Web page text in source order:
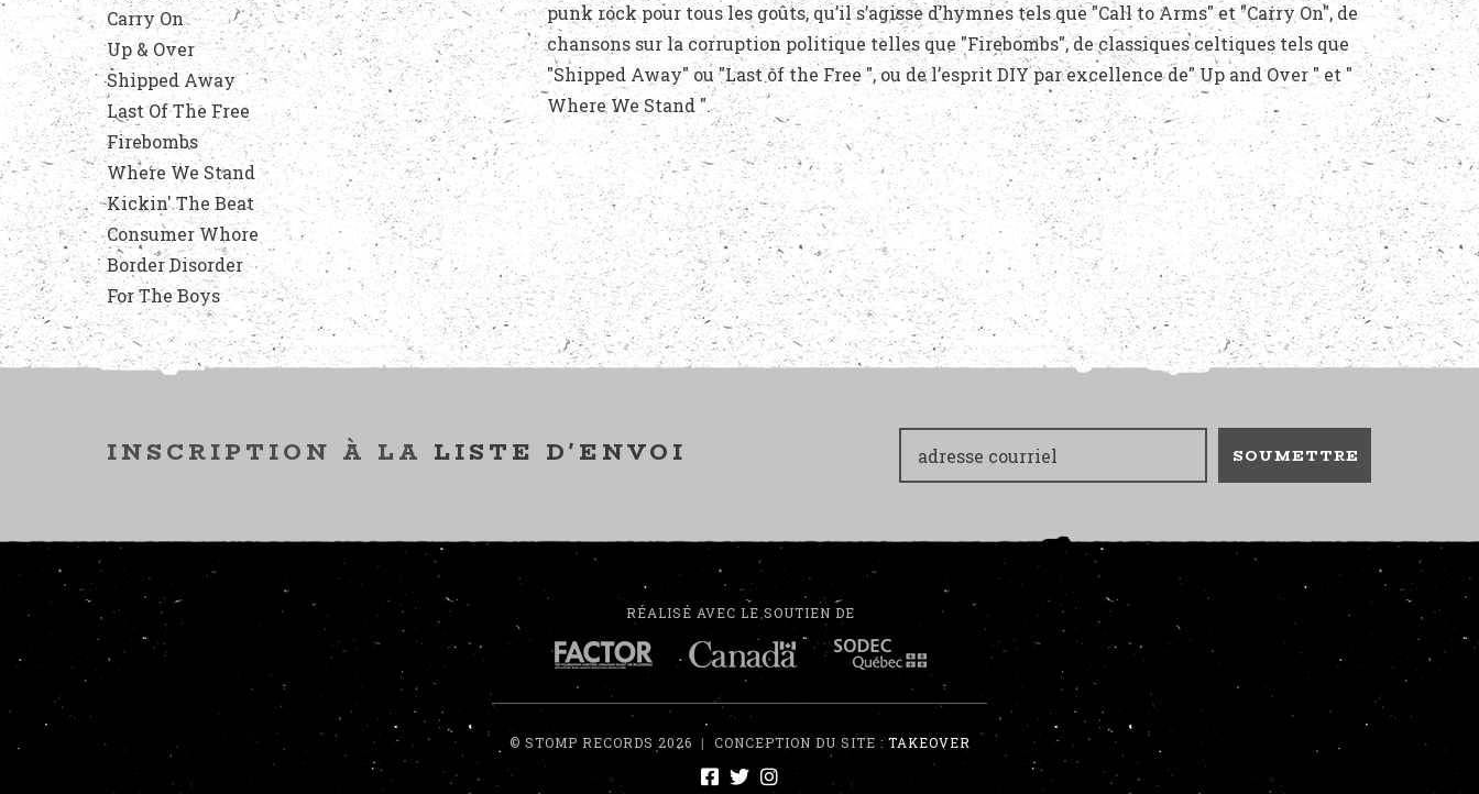
Carry On
Up & Over
Shipped Away
Last Of The Free
Firebombs
Where We Stand
Kickin' The Beat
Consumer Whore
Border Disorder
For The Boys
punk rock pour tous les goûts, qu’il s’agisse d’hymnes tels que "Call to Arms" et "Carry On", de
chansons sur la corruption politique telles que "Firebombs", de classiques celtiques tels que
"Shipped Away" ou "Last of the Free ", ou de l’esprit DIY par excellence de" Up and Over " et "
Where We Stand ".
INSCRIPTION À LA LISTE D'ENVOI SOUMETTRE
RÉALISÉ AVEC LE SOUTIEN DE
© STOMP RECORDS 2026 | CONCEPTION DU SITE : TAKEOVER